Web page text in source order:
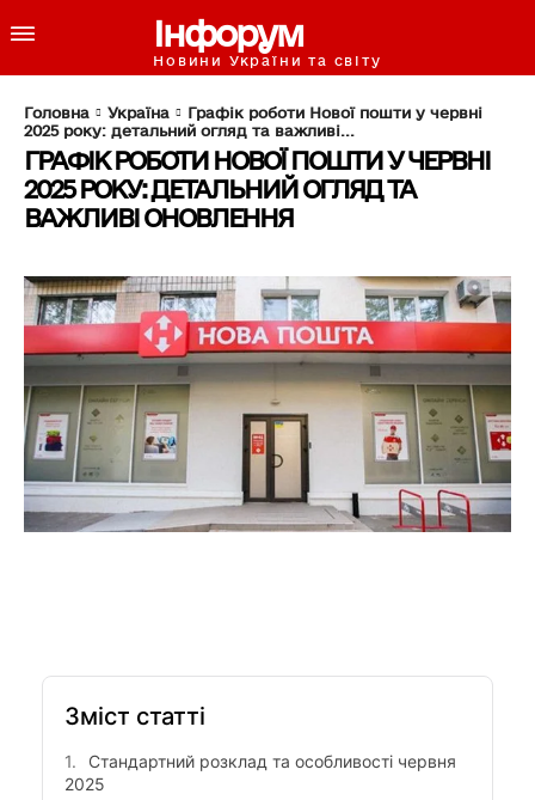
Інфорум
Новини України та світу
Головна Україна
Графік роботи Нової пошти у червні
2025 року: детальний огляд та важливі...
ГРАФІК РОБОТИ НОВОЇ ПОШТИ У ЧЕРВНІ
2025 РОКУ: ДЕТАЛЬНИЙ ОГЛЯД ТА
ВАЖЛИВІ ОНОВЛЕННЯ
Зміст статті
Стандартний розклад та особливості червня
2025